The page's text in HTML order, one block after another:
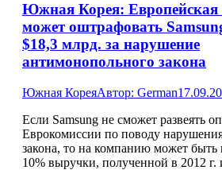
Южная Корея: Европейская
может оштрафовать
$18,3 млрд. за нарушение
антимонопольного закона
Южная КореяАвтор: German
Если Samsung не сможет развеять
Еврокомиссии по поводу
закона, то на компанию может
10% выручки, полученной в 2012 г.